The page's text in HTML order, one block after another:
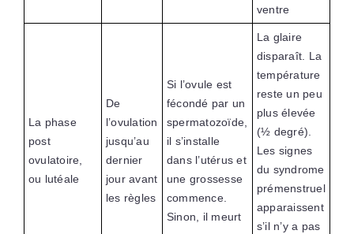
ventre
La phase
post
ovulatoire,
ou lutéale
De
l’ovulation
jusqu’au
dernier
jour avant
les règles
Si l’ovule est
fécondé par un
spermatozoïde,
il s’installe
dans l’utérus et
une grossesse
commence.
Sinon, il meurt
La glaire
disparaît. La
température
reste un peu
plus élevée
(½ degré).
Les signes
du syndrome
prémenstruel
apparaissent
s’il n’y a pas